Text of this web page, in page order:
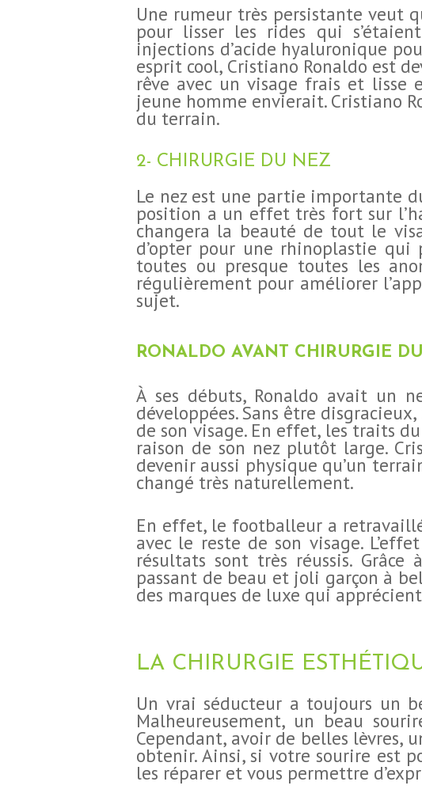
Une rumeur très persistante veut
pour lisser les rides qui
injections d’acide hyaluronique
esprit cool, Cristiano Ronaldo est
rêve avec un visage frais et
jeune homme envierait. Cristiano
du terrain.
2- CHIRURGIE DU NEZ
Le nez est une partie importante
position a un effet très fort sur
changera la beauté de tout le
d’opter pour une rhinoplastie
toutes ou presque toutes les
régulièrement pour améliorer
sujet.
RONALDO AVANT CHIRURGIE
À ses débuts, Ronaldo avait un
développées. Sans être
de son visage. En effet, les traits
raison de son nez plutôt large.
devenir aussi physique qu’un
changé très naturellement.
En effet, le footballeur a
avec le reste de son visage.
résultats sont très réussis. Grâce
passant de beau et joli garçon à
des marques de luxe qui
LA CHIRURGIE
Un vrai séducteur a toujours un
Malheureusement, un beau
Cependant, avoir de belles lèvres,
obtenir. Ainsi, si votre sourire est
les réparer et vous permettre